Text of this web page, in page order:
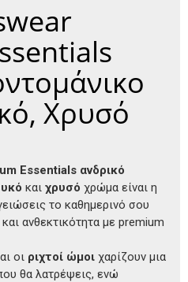
Χρυσό
Essentials ανδρικό
και χρυσό χρώμα είναι η
το καθημερινό σου
ανθεκτικότητα με premium
οι ριχτοί ώμοι χαρίζουν μια
θα λατρέψεις, ενώ